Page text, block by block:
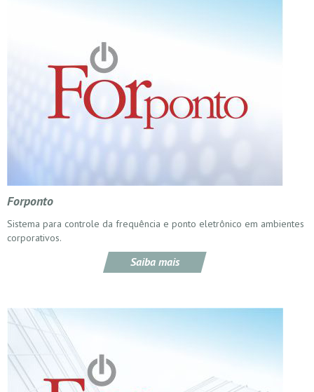
Forponto
Sistema para controle da frequência e ponto eletrônico em ambientes
corporativos.
Saiba mais